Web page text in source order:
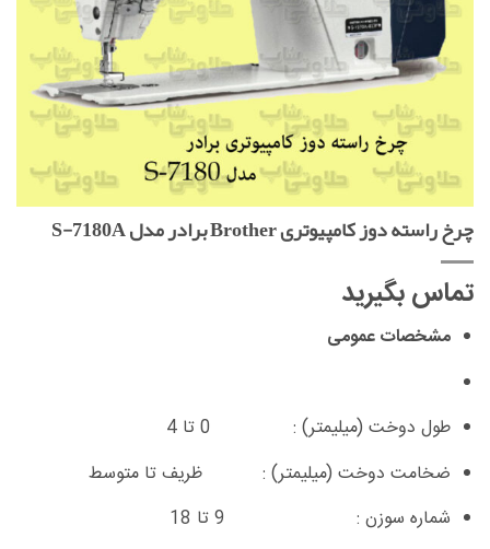
چرخ راسته دوز کامپیوتری Brother برادر مدل S-7180A
تماس بگیرید
مشخصات عمومی
طول دوخت (میلیمتر) :
0 تا 4
ضخامت دوخت (میلیمتر) :
ظریف تا متوسط
شماره سوزن :
9 تا 18